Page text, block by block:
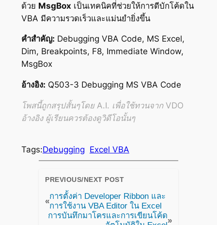
ด้วย MsgBox เป็นเทคนิคที่ช่วยให้การดีบักโค้ดใน
VBA มีความรวดเร็วและแม่นยำยิ่งขึ้น
คำสำคัญ: Debugging VBA Code, MS Excel,
Dim, Breakpoints, F8, Immediate Window,
MsgBox
อ้างอิง: Q503-3 Debugging MS VBA Code
โพสนี้ถูกสรุปสั้นๆโดย A.I. เพื่อใช้ทวนจาก VDO
อ้างอิง ผู้เรียนควรต้องดูวิดีโอนั้นๆ
Tags:Debugging Excel VBA
PREVIOUS/NEXT POST
«
การตั้งค่า Developer Ribbon และ
การใช้งาน VBA Editor ใน Excel
การบันทึกมาโครและการเขียนโค้ด
»